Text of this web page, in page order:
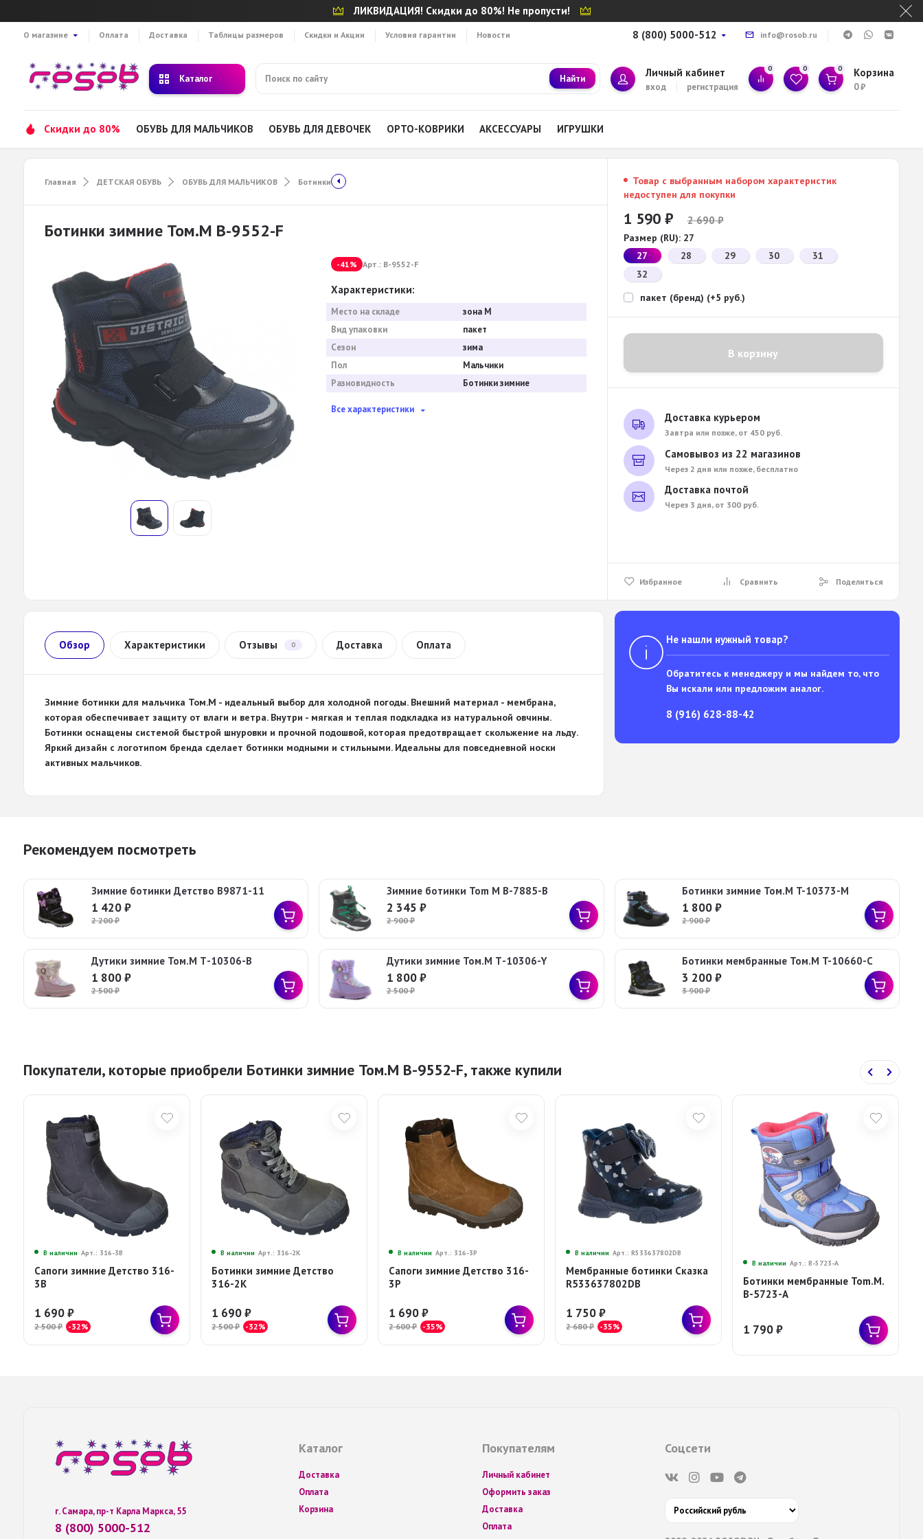
ЛИКВИДАЦИЯ! Скидки до 80%! Не пропусти!
О магазине Оплата Доставка Таблицы размеров Скидки и Акции Условия гарантии Новости 8 (800) 5000-512 info@rosob.ru
Каталог Найти Личный кабинет
вход регистрация
0 0 0 Корзина
0₽
Скидки до 80% ОБУВЬ ДЛЯ МАЛЬЧИКОВ ОБУВЬ ДЛЯ ДЕВОЧЕК ОРТО-КОВРИКИ АКСЕССУАРЫ ИГРУШКИ
Главная ДЕТСКАЯ ОБУВЬ ОБУВЬ ДЛЯ МАЛЬЧИКОВ Ботинки
Ботинки зимние Том.М B-9552-F
-41% Арт.: B-9552-F
Характеристики:
Место на складе
зона М
Вид упаковки
пакет
Сезон
зима
Пол
Мальчики
Разновидность
Ботинки зимние
Все характеристики
Товар с выбранным набором характеристик
недоступен для покупки
1 590 ₽ 2 690₽
Размер (RU): 27
27
28 29 30
31
32
пакет (бренд) (+5 руб.)
В корзину
Доставка курьером
Завтра или позже, от 450 руб.
Самовывоз из 22 магазинов
Через 2 дня или позже, бесплатно
Доставка почтой
Через 3 дня, от 300 руб.
Избранное Сравнить Поделиться
Обзор Характеристики Отзывы 0 Доставка Оплата
Зимние ботинки для мальчика Том.М - идеальный выбор для холодной погоды. Внешний материал - мембрана,
которая обеспечивает защиту от влаги и ветра. Внутри - мягкая и теплая подкладка из натуральной овчины.
Ботинки оснащены системой быстрой шнуровки и прочной подошвой, которая предотвращает скольжение на льду.
Яркий дизайн с логотипом бренда сделает ботинки модными и стильными. Идеальны для повседневной носки
активных мальчиков.
Не нашли нужный товар?
Обратитесь к менеджеру и мы найдем то, что
Вы искали или предложим аналог.
8 (916) 628-88-42
Рекомендуем посмотреть
Зимние ботинки Детство В9871-11
1 420₽
2 200₽
Зимние ботинки Tom M B-7885-B
2 345 ₽
2 900₽
Ботинки зимние Том.М T-10373-M
1 800₽
2 900₽
Дутики зимние Том.М Т-10306-B
1 800₽
2 500₽
Дутики зимние Том.М Т-10306-Y
1 800₽
2 500₽
Ботинки мембранные Том.М T-10660-C
3 200₽
3 900₽
Покупатели, которые приобрели Ботинки зимние Том.М B-9552-F, также купили
В наличии Арт.: 316-3В
Сапоги зимние Детство 316-
3В
1 690₽
2 500₽ -32%
В наличии Арт.: 316-2К
Ботинки зимние Детство
316-2К
1 690₽
2 500₽ -32%
В наличии Арт.: 316-3Р
Сапоги зимние Детство 316-
3Р
1 690₽
2 600₽ -35%
В наличии Арт.: R533637802DB
Мембранные ботинки Сказка
R533637802DB
1 750₽
2 680₽ -35%
В наличии Арт.: B-5723-A
Ботинки мембранные Tom.M.
B-5723-A
1 790₽
г. Самара, пр-т Карла Маркса, 55
8 (800) 5000-512
Каталог
Доставка
Оплата
Корзина
Покупателям
Личный кабинет
Оформить заказ
Доставка
Оплата
Соцсети